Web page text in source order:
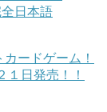
ードゲーム！
１日発売！！